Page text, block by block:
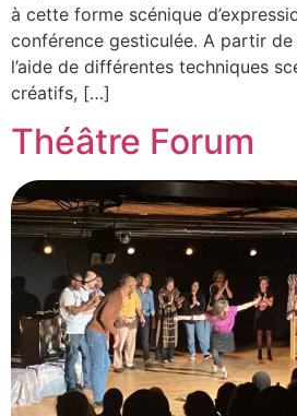
à cette forme scénique
conférence gesticulée. A partir
l’aide de différentes techniques
créatifs, […]
Théâtre Forum